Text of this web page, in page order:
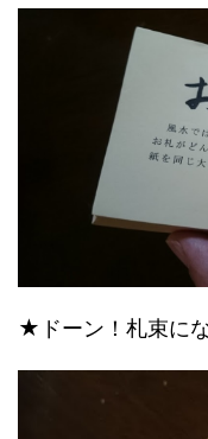
★ドーン！札束に